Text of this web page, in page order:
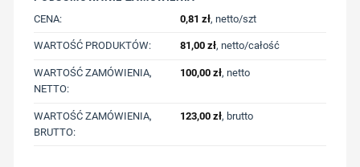
CENA:
0,81 zł, netto/szt
WARTOŚĆ PRODUKTÓW: 81,00 zł, netto/całość
WARTOŚĆ ZAMÓWIENIA,
NETTO:
100,00 zł, netto
WARTOŚĆ ZAMÓWIENIA,
BRUTTO:
123,00 zł, brutto